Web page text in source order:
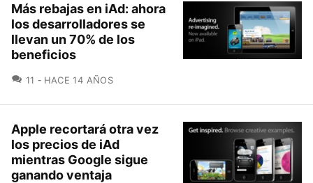
Más rebajas en iAd: ahora
los desarrolladores se
llevan un 70% de los
beneficios
11 COMENTARIOS
HACE 14 AÑOS
Apple recortará otra vez
los precios de iAd
mientras Google sigue
ganando ventaja